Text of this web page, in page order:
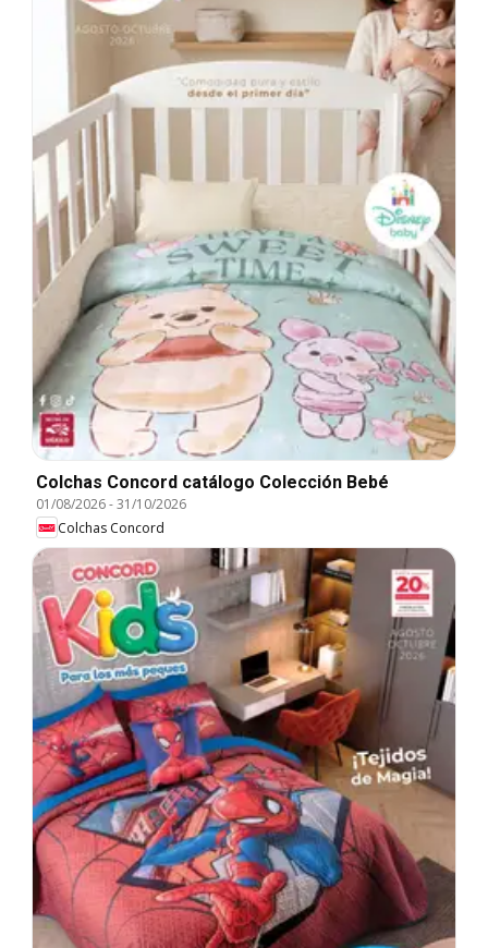
Colchas Concord catálogo Colección Bebé
01/08/2026-31/10/2026
Colchas Concord